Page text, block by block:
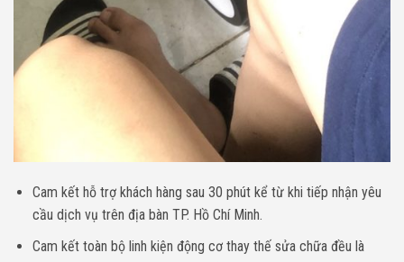
Cam kết hỗ trợ khách hàng sau 30 phút kể từ khi tiếp nhận yêu
cầu dịch vụ trên địa bàn TP. Hồ Chí Minh.
Cam kết toàn bộ linh kiện động cơ thay thế sửa chữa đều là